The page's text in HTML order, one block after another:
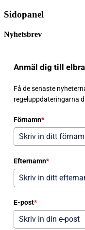
Sidopanel
Nyhetsbrev
Anmäl dig till
Få de senaste
regeluppdateringarna
Förnamn*
Efternamn*
E-post*